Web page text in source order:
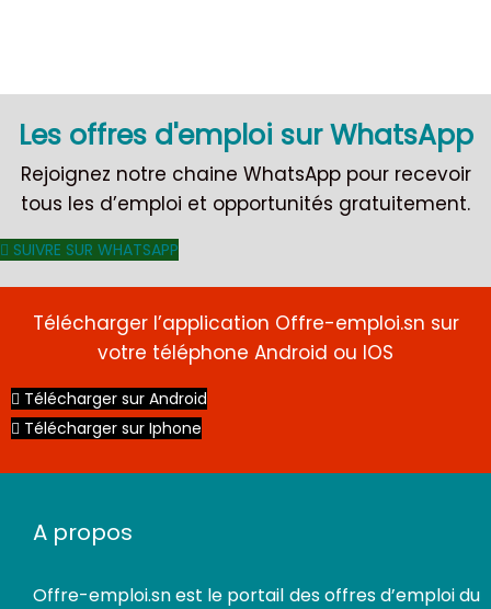
Les offres d'emploi sur WhatsApp
Rejoignez notre chaine WhatsApp pour recevoir
tous les d’emploi et opportunités gratuitement.
SUIVRE SUR WHATSAPP
Télécharger l’application Offre-emploi.sn sur
votre téléphone Android ou IOS
Télécharger sur Android
Télécharger sur Iphone
A propos
Offre-emploi.snest le portail des offres d’emploi du